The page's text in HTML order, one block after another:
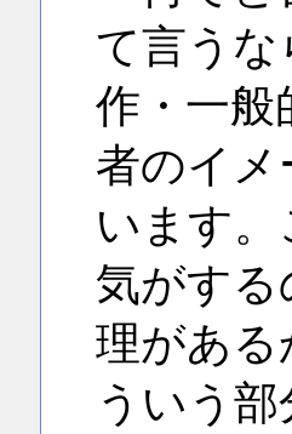
て言う
作・一般
者のイ
います
気がす
理がある
ういう